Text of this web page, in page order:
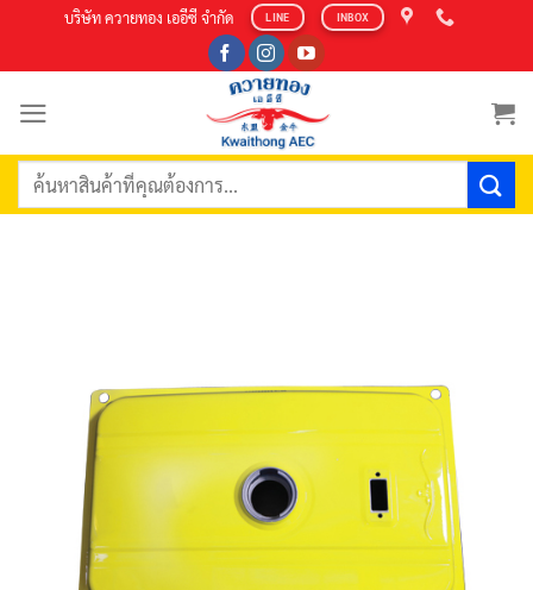
content
บริษัท ควายทอง เออีซี จำกัด LINE INBOX
ค้นหา: